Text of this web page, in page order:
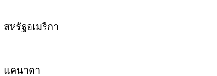
สหรัฐอเมริกา
แคนาดา